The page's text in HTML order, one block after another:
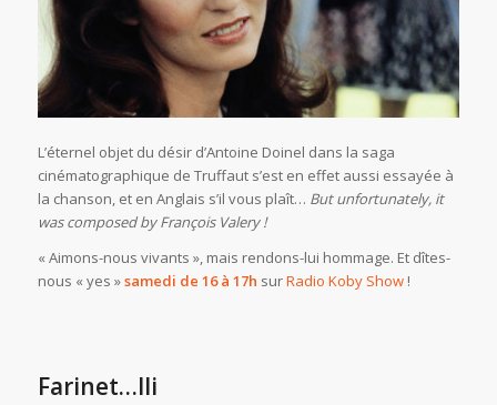
L’éternel objet du désir d’Antoine Doinel dans la saga
cinématographique de Truffaut s’est en effet aussi essayée à
la chanson, et en Anglais s’il vous plaît… But unfortunately, it
was composed by François Valery !
« Aimons-nous vivants », mais rendons-lui hommage. Et dîtes-
nous « yes »samedi de 16 à 17h surRadio Koby Show!
Farinet…lli